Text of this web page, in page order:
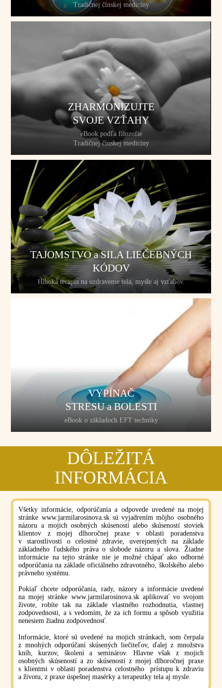
Tradičnej čínskej medicíny
ZHARMONIZUJTE
SVOJE VZŤAHY
eBook podľa filozofie
Tradičnej čínskej medicíny
TAJOMSTVO a SILA LIEČEBNÝCH
KÓDOV
Hlboká terapia na uzdravenie tela, mysle aj vzťahov.
VYPÍNAČ
STRESU a BOLESTI
eBook o základoch EFT techniky
DÔLEŽITÁ
INFORMÁCIA
Všetky informácie, odporúčania a odpovede uvedené na mojej
stránke www.jarmilarosinova.sk sú vyjadrením môjho osobného
názoru a mojich osobných skúseností alebo skúseností stoviek
klientov z mojej dlhoročnej praxe v oblasti poradenstva
v starostlivosti o celostné zdravie, uverejnených na základe
základného ľudského práva o slobode názoru a slova. Žiadne
informácie na tejto stránke nie je možné chápať ako odborné
odporúčania na základe oficiálneho zdravotného, školského alebo
právneho systému.
Pokiaľ chcete odporúčania, rady, názory a informácie uvedené
na mojej stránke www.jarmilarosinova.skaplikovať vo svojom
živote, robíte tak na základe vlastného rozhodnutia, vlastnej
zodpovednosti, a s vedomím, že za ich formu a spôsob využitia
nenesiem žiadnu zodpovednosť.
Informácie, ktoré sú uvedené na mojich stránkach, som čerpala
z mnohých odporúčaní skúsených liečiteľov, ďalej z množstva
kníh, kurzov, školení a seminárov. Hlavne však z mojich
osobných skúseností a zo skúseností z mojej dlhoročnej praxe
s klientmi v oblasti poradenstva celostného prístupu k zdraviu
a životu, z praxe úspešnej masérky a terapeutky tela aj mysle.